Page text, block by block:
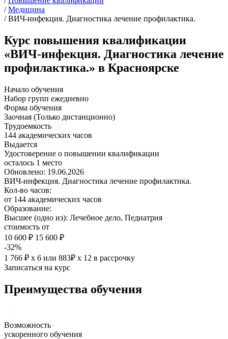
/ Медицина
/ ВИЧ-инфекция. Диагностика лечение профилактика.
Курс повышения квалификации
«ВИЧ-инфекция. Диагностика лечение
профилактика.» в Красноярске
Начало обучения
Набор групп ежедневно
Форма обучения
Заочная (Только дистанционно)
Трудоемкость
144 академических часов
Выдается
Удостоверение о повышении квалификации
осталось 1 место
Обновлено: 19.06.2026
ВИЧ-инфекция. Диагностика лечение профилактика.
Кол-во часов:
от 144 академических часов
Образование:
Высшее (одно из): Лечебное дело, Педиатрия
стоимость от
10 600 ₽ 15 600 ₽
-32%
1 766 ₽ х 6 или 883₽ х 12 в рассрочку
Записаться на курс
Преимущества обучения
Возможность
ускоренного обучения